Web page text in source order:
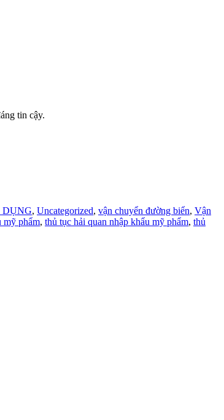
tin cậy.
, Uncategorized, vận chuyển đường biển, Vận
mỹ phẩm, thủ tục hải quan nhập khẩu mỹ phẩm, thủ